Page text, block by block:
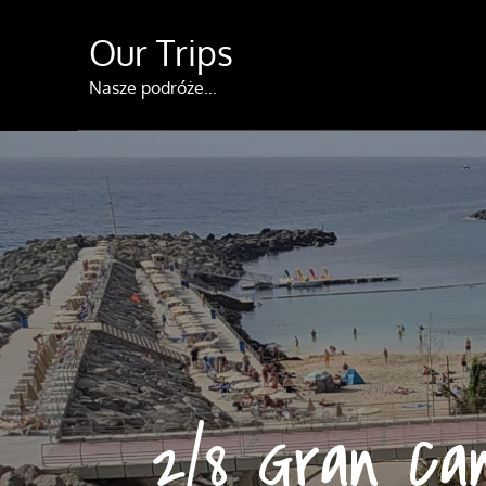
Our Trips
Nasze podróże…
2/8 Gran